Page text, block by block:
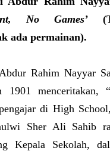
No Games’
ada permainan).
Rahim Nayyar
1901 menceritakan,
di High
Sher Ali Sahib
Kepala Sekolah,